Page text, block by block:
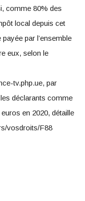
comme 80% des
local depuis cet
par l’ensemble
eux, selon le
tv.php.ue, par
déclarants comme
en 2020, détaille
vosdroits/F88